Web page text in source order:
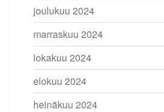
joulukuu 2024
marraskuu 2024
lokakuu 2024
elokuu 2024
heinäkuu 2024